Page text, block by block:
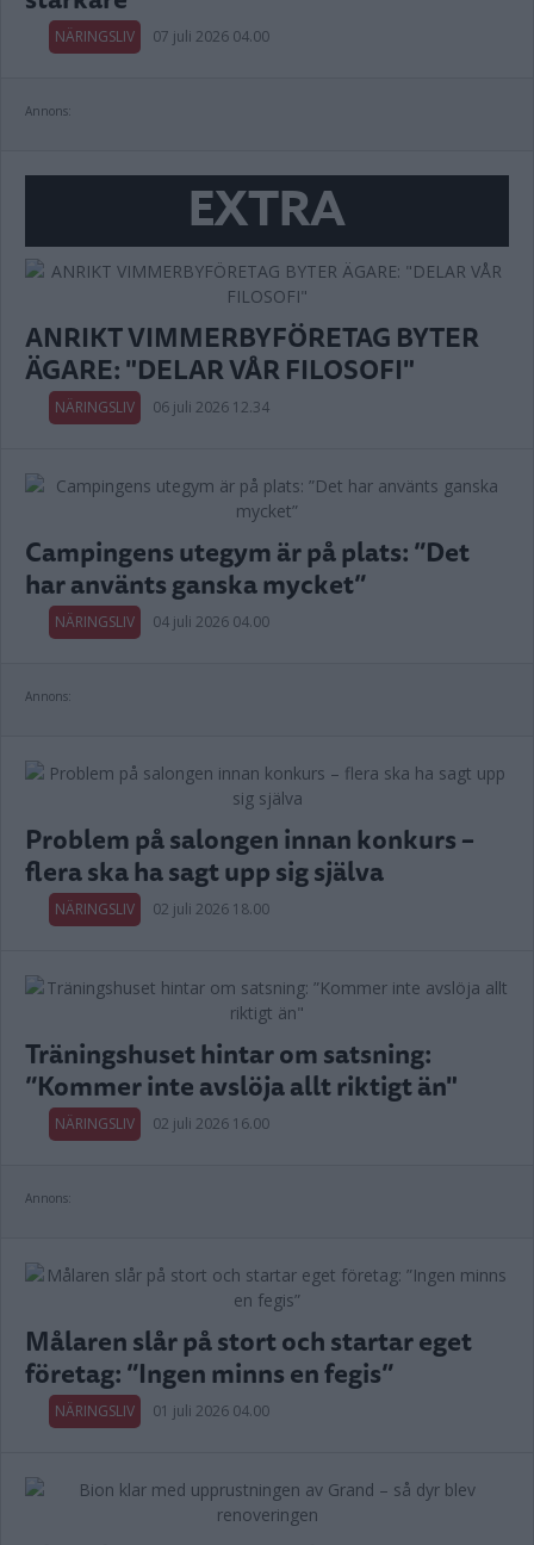
NÄRINGSLIV 07 juli 2026 04.00
Annons:
EXTRA
ANRIKT VIMMERBYFÖRETAG BYTER
ÄGARE: "DELAR VÅR FILOSOFI"
NÄRINGSLIV 06 juli 2026 12.34
Campingens utegym är på plats: ”Det
har använts ganska mycket”
NÄRINGSLIV 04 juli 2026 04.00
Annons:
Problem på salongen innan konkurs –
flera ska ha sagt upp sig själva
NÄRINGSLIV 02 juli 2026 18.00
Träningshuset hintar om satsning:
”Kommer inte avslöja allt riktigt än"
NÄRINGSLIV 02 juli 2026 16.00
Annons:
Målaren slår på stort och startar eget
företag: ”Ingen minns en fegis”
NÄRINGSLIV 01 juli 2026 04.00